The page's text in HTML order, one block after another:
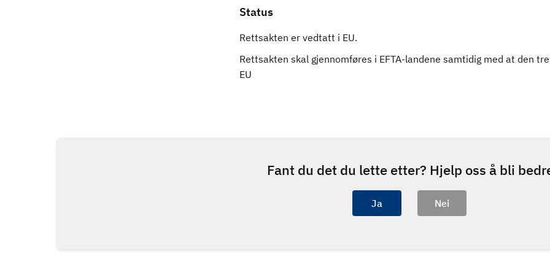
Status
Rettsakten er vedtatt i EU.
Rettsakten skal gjennomføres i EFTA-landene samtidig med at den
EU
Fant du det du lette etter? Hjelp oss å bli